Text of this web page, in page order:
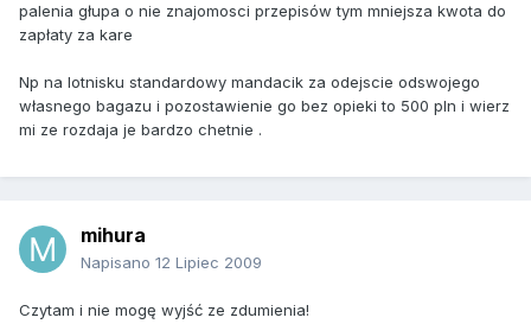
palenia głupa o nie znajomosci przepisów tym mniejsza kwota do
zapłaty za kare
Np na lotnisku standardowy mandacik za odejscie odswojego
własnego bagazu i pozostawienie go bez opieki to 500 pln i wierz
mi ze rozdaja je bardzo chetnie .
mihura
Napisano 12 Lipiec 2009
Czytam i nie mogę wyjść ze zdumienia!